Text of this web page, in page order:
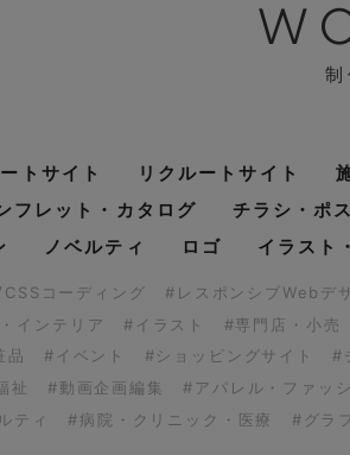
制
トサイト リクルートサイト
フレット・カタログ チラシ・ポ
ノベルティ ロゴ イラスト
コーディング #レスポンシブWebデ
インテリア
#イラスト #専門店・小売
品
#イベント #ショッピングサイト #
祉 #動画企画編集 #アパレル・ファッ
ティ
#病院・クリニック・医療 #グラ